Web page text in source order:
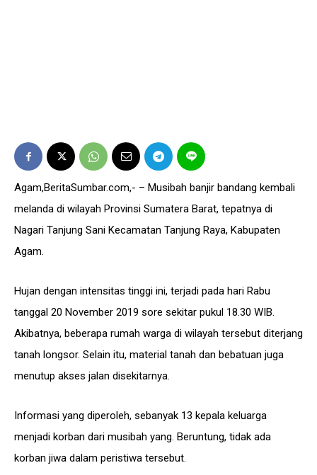
Agam,BeritaSumbar.com,- – Musibah banjir bandang kembali
melanda di wilayah Provinsi Sumatera Barat, tepatnya di
Nagari Tanjung Sani Kecamatan Tanjung Raya, Kabupaten
Agam.
Hujan dengan intensitas tinggi ini, terjadi pada hari Rabu
tanggal 20 November 2019 sore sekitar pukul 18.30 WIB.
Akibatnya, beberapa rumah warga di wilayah tersebut diterjang
tanah longsor. Selain itu, material tanah dan bebatuan juga
menutup akses jalan disekitarnya.
Informasi yang diperoleh, sebanyak 13 kepala keluarga
menjadi korban dari musibah yang. Beruntung, tidak ada
korban jiwa dalam peristiwa tersebut.